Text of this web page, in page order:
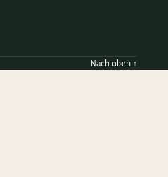
Nach oben ↑